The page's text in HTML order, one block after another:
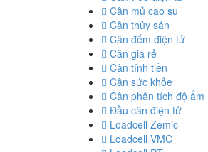
Cân mủ cao su
Cân thủy sản
Cân đếm điện tử
Cân giá rẻ
Cân tính tiền
Cân sức khỏe
Cân phân tích độ ẩm
Đầu cân điện tử
Loadcell Zemic
Loadcell VMC